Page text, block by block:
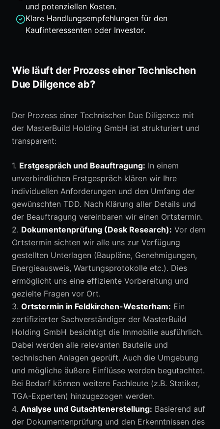
und potenziellen Kosten.
Klare Handlungsempfehlungen für den
Kaufinteressenten oder Investor.
Wie läuft der Prozess einer Technischen
Due Diligence ab?
Der Prozess einer Technischen Due Diligence mit
der MasterBuild Holding GmbH ist strukturiert und
transparent:
1. Erstgespräch und Beauftragung: In einem
unverbindlichen Erstgespräch klären wir Ihre
individuellen Anforderungen und den Umfang der
gewünschten TDD. Nach Klärung aller Details und
der Beauftragung vereinbaren wir einen Ortstermin.
2. Dokumentenprüfung (Desk Research): Vor dem
Ortstermin sichten wir alle uns zur Verfügung
gestellten Unterlagen (Baupläne, Genehmigungen,
Energieausweis, Wartungsprotokolle etc.). Dies
ermöglicht uns eine effiziente Vorbereitung und
gezielte Fragen vor Ort.
3. Ortstermin in Feldkirchen-Westerham: Ein
zertifizierter Sachverständiger der MasterBuild
Holding GmbH besichtigt die Immobilie ausführlich.
Dabei werden alle relevanten Bauteile und
technischen Anlagen geprüft. Auch die Umgebung
und mögliche äußere Einflüsse werden begutachtet.
Bei Bedarf können weitere Fachleute (z.B. Statiker,
TGA-Experten) hinzugezogen werden.
4. Analyse und Gutachtenerstellung: Basierend auf
der Dokumentenprüfung und den Erkenntnissen des